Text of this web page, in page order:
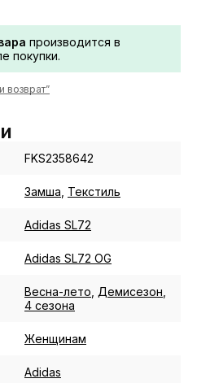
производится в
покупки.
возврат”
FKS2358642
Замша Текстиль
Adidas SL72
Adidas SL72 OG
Весна-лето Демисезон
4 сезона
Женщинам
Adidas